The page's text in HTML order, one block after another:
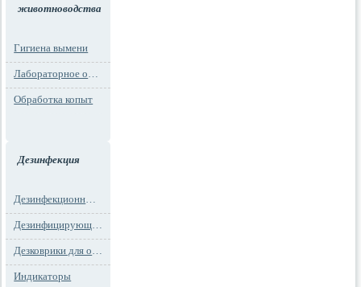
животноводства
Гигиена вымени
Лабораторное оборудование
Обработка копыт
Дезинфекция
Дезинфекционные маты
Дезинфицирующие средства
Дезковрики для обуви
Индикаторы